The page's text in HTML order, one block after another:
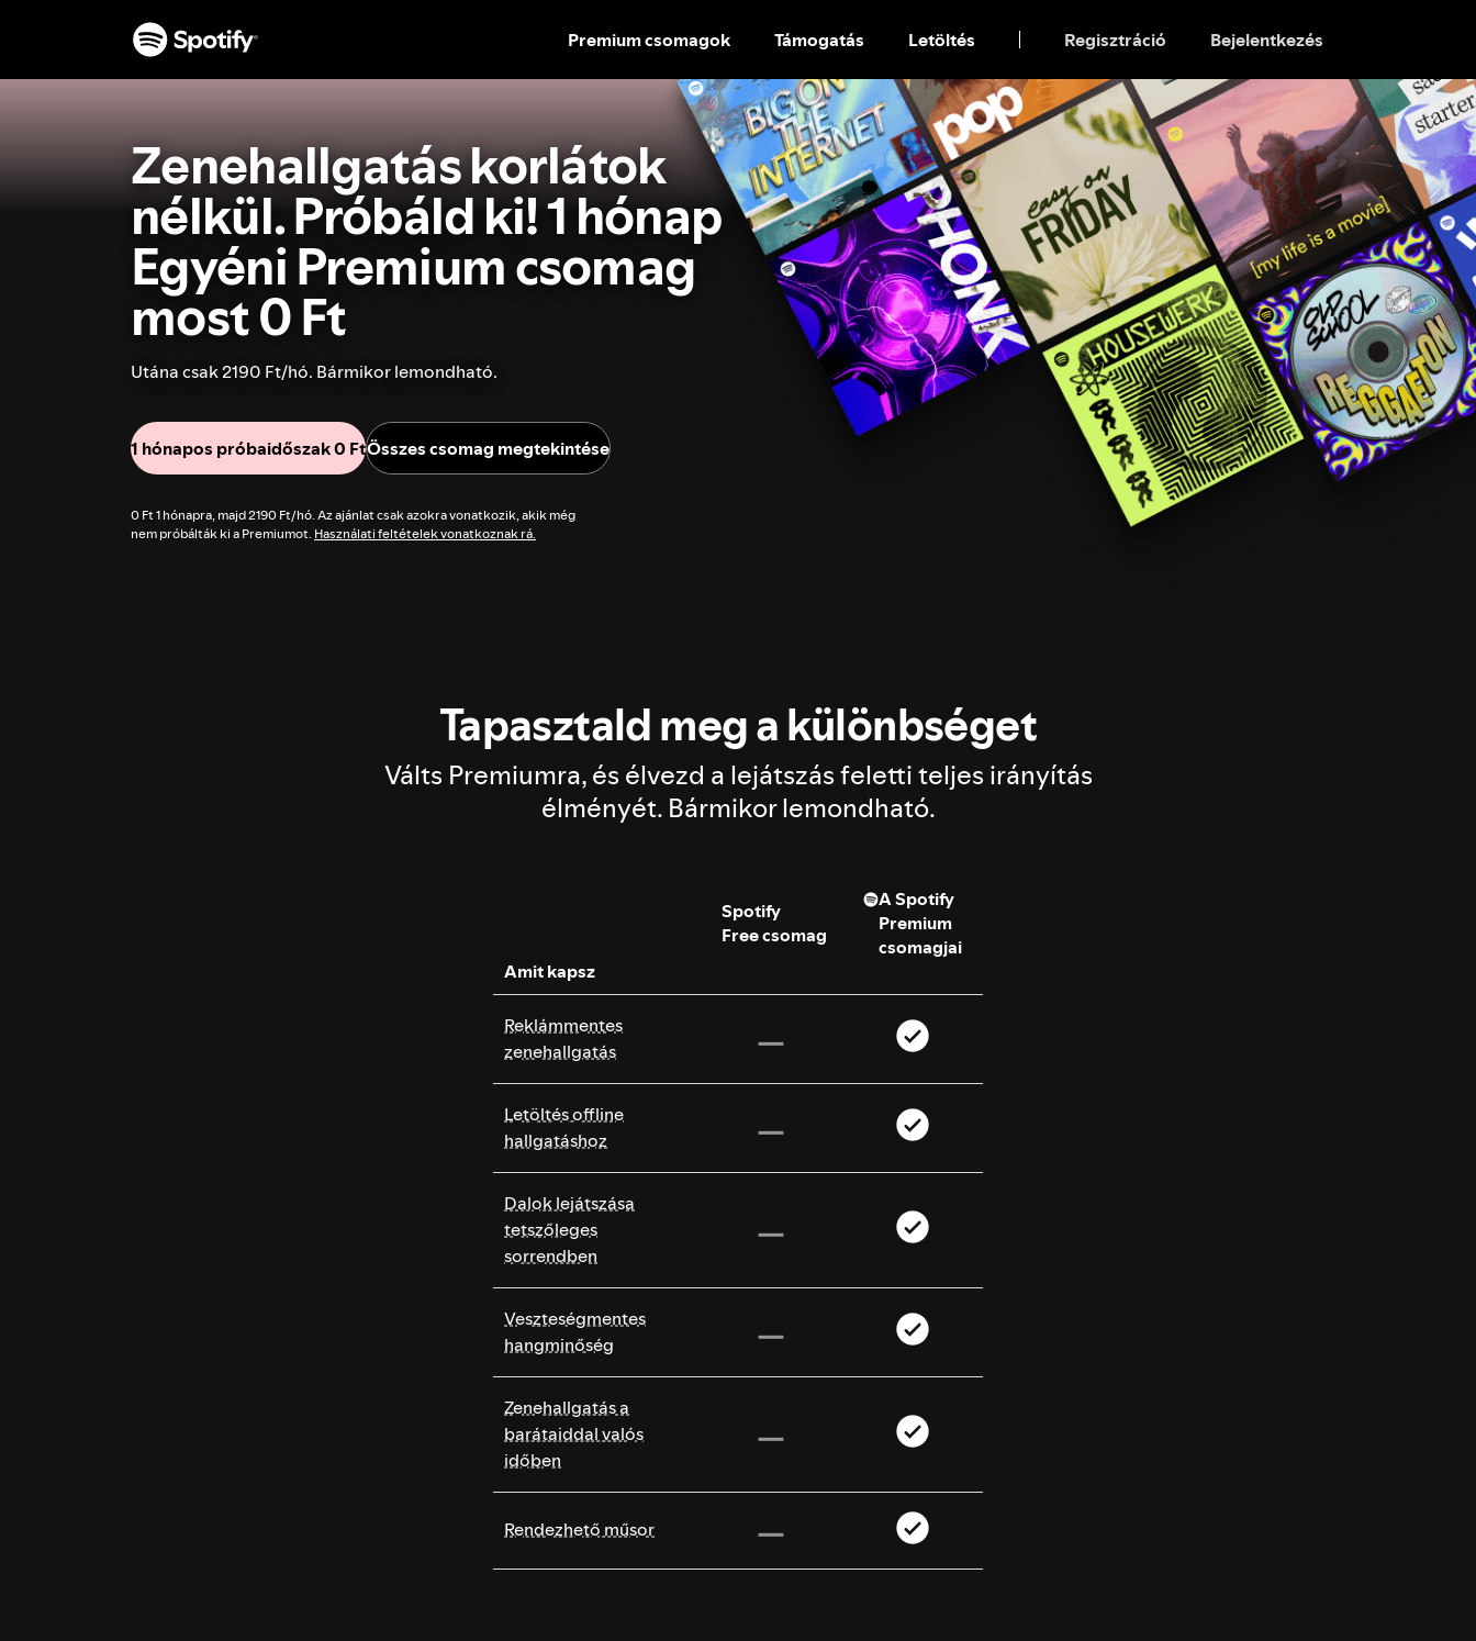
UGRÁS
A
TARTALOMRA
Premium csomagok Támogatás Letöltés Regisztráció Bejelentkezés
Zenehallgatás korlátok
nélkül. Próbáld ki! 1 hónap
Egyéni Premium csomag
most 0 Ft
Utána csak 2190 Ft/hó. Bármikor lemondható.
1 hónapos próbaidőszak 0 FtÖsszes csomag megtekintése
0 Ft 1 hónapra, majd 2190 Ft/hó. Az ajánlat csak azokra vonatkozik, akik még
nem próbálták ki a Premiumot. Használati feltételek vonatkoznak rá.
Tapasztald meg a különbséget
Válts Premiumra, és élvezd a lejátszás feletti teljes irányítás
élményét. Bármikor lemondható.
Amit kapsz
Spotify
Free csomag
A Spotify
Premium
csomagjai
Reklámmentes
zenehallgatás
Letöltés offline
hallgatáshoz
Dalok lejátszása
tetszőleges
sorrendben
Veszteségmentes
hangminőség
Zenehallgatás a
barátaiddal valós
időben
Rendezhető műsor